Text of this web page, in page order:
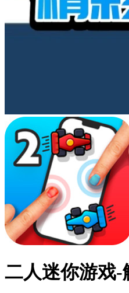
二人迷你游戏-